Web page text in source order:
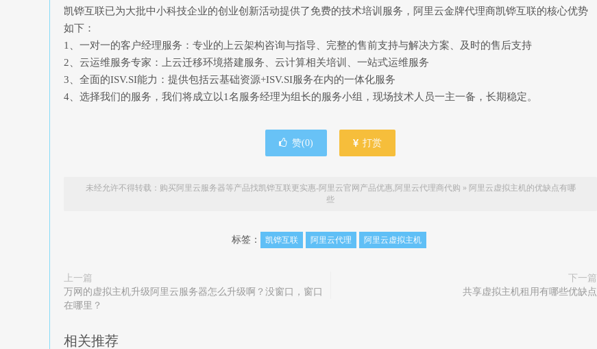
凯铧互联已为大批中小科技企业的创业创新活动提供了免费的技术培训服务，阿里云金牌代理商凯铧互联的核心优势
如下：
1、一对一的客户经理服务：专业的上云架构咨询与指导、完整的售前支持与解决方案、及时的售后支持
2、云运维服务专家：上云迁移环境搭建服务、云计算相关培训、一站式运维服务
3、全面的ISV.SI能力：提供包括云基础资源+ISV.SI服务在内的一体化服务
4、选择我们的服务，我们将成立以1名服务经理为组长的服务小组，现场技术人员一主一备，长期稳定。
赞(0) 打赏
未经允许不得转载： 购买阿里云服务器等产品找凯铧互联更实惠-阿里云官网产品优惠,阿里云代理商代购 » 阿里云虚拟主机的优缺点有哪
些
标签： 凯铧互联 阿里云代理 阿里云虚拟主机
上一篇
万网的虚拟主机升级阿里云服务器怎么升级啊？没窗口，窗口
在哪里？
下一篇
共享虚拟主机租用有哪些优缺点
相关推荐